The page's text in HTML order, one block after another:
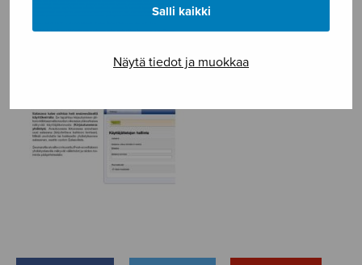
Salli kaikki
Näytä tiedot ja muokkaa